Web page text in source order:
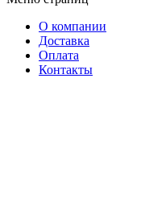
О компании
Доставка
Оплата
Контакты